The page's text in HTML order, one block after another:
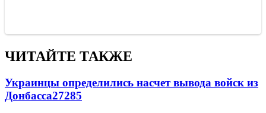
ЧИТАЙТЕ ТАКЖЕ
Украинцы определились насчет вывода войск из
Донбасса27285